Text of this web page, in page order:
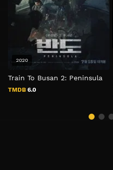
Train To Busan 2: Peninsula
TMDB 6.0
2020